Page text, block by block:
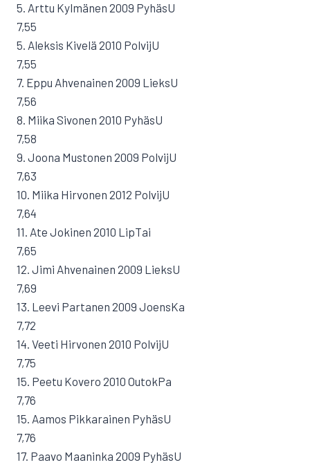
5. Arttu Kylmänen 2009 PyhäsU
7,55
5. Aleksis Kivelä 2010 PolvijU
7,55
7. Eppu Ahvenainen 2009 LieksU
7,56
8. Miika Sivonen 2010 PyhäsU
7,58
9. Joona Mustonen 2009 PolvijU
7,63
10. Miika Hirvonen 2012 PolvijU
7,64
11. Ate Jokinen 2010 LipTai
7,65
12. Jimi Ahvenainen 2009 LieksU
7,69
13. Leevi Partanen 2009 JoensKa
7,72
14. Veeti Hirvonen 2010 PolvijU
7,75
15. Peetu Kovero 2010 OutokPa
7,76
15. Aamos Pikkarainen PyhäsU
7,76
17. Paavo Maaninka 2009 PyhäsU